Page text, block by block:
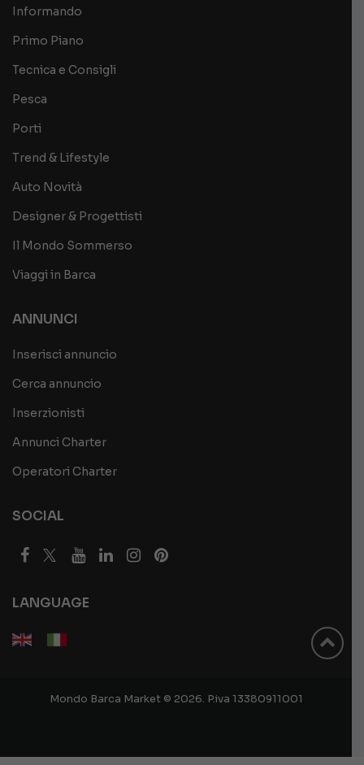
Informando
Primo Piano
Tecnica e Consigli
Pesca
Porti
Trend & Lifestyle
Auto Novità
Designer & Progettisti
Il Mondo Sommerso
Viaggi in Barca
ANNUNCI
Inserisci annuncio
Cerca annuncio
Inserzionisti
Annunci Charter
Operatori Charter
SOCIAL
LANGUAGE
Mondo Barca Market © 2026. P.iva 13380911001